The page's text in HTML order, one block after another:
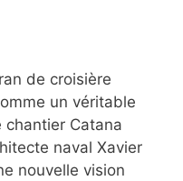
de croisière
un véritable
chantier Catana
naval Xavier
nouvelle vision